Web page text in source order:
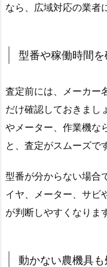
なら、広域対応の業者
型番や稼働時間を
査定前には、メーカー
だけ確認しておきまし
やメーター、作業機な
と、査定がスムーズで
型番が分からない場合
イヤ、メーター、サビ
が判断しやすくなりま
動かない農機具